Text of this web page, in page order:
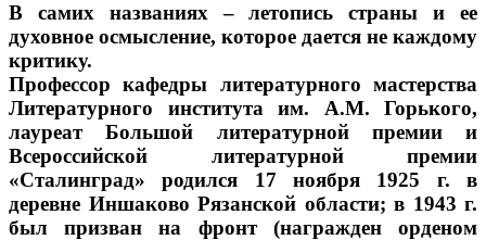
В самих названиях – летопись страны и ее
духовное осмысление, которое дается не каждому
критику.
Профессор кафедры литературного мастерства
Литературного института им. А.М. Горького,
лауреат Большой литературной премии и
Всероссийской литературной премии
«Сталинград» родился 17 ноября 1925 г. в
деревне Иншаково Рязанской области; в 1943 г.
был призван на фронт (награжден орденом